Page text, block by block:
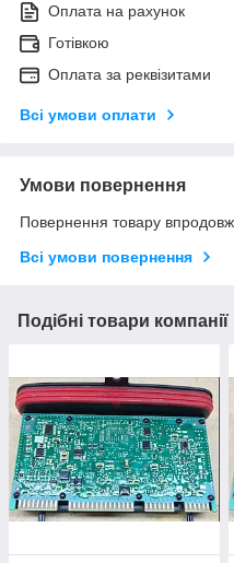
Оплата на рахунок
Готівкою
Оплата за реквізитами
Всі умови оплати
Умови повернення
Повернення товару
Всі умови повернення
Подібні товари компанії